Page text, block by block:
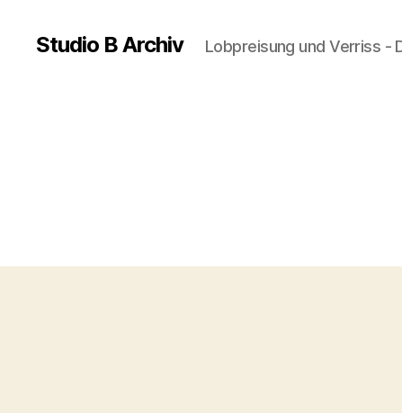
Studio B Archiv Lobpreisung und Verriss -